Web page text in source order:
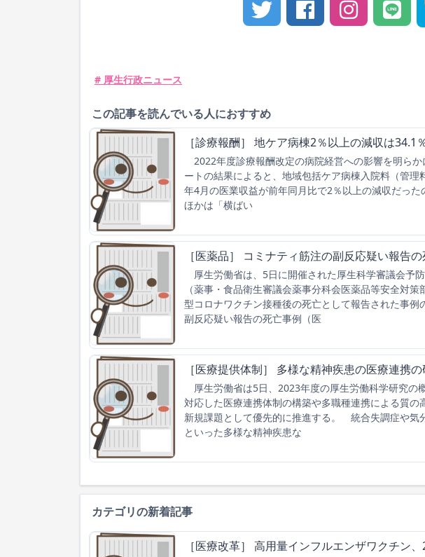
# 厚生行政ニュース
この記事を読んでいる人におすすめ
［診療報酬］ 地ケア病棟2％以上の減収は
2022年度診療報酬改定の病院経営への影響を明ら
ートの結果によると、地域包括ケア病棟入院料（管
年4月の医業収益が前年同月比で2％以上の減収だった
ほかは「横ばい
［医薬品］ コミナティ筋注の副反応疑い報告
厚生労働省は、5日に開催された厚生科学審議会予
（薬事・食品衛生審議会薬事分科会医薬品等安全対
型コロナワクチン接種後の死亡として報告された事
副反応疑い報告の死亡事例（医
［医療提供体制］ 多様な精神疾患の医療連携
厚生労働省は5日、2023年度の厚生労働科学研究の
対応した医療連携体制の構築や多職種連携による質
新規課題として優先的に推進する。 統合失調症や気
といった多様な精神疾患な
カテゴリの新着記事
［医療改革］ 高用量インフルエンザワクチン